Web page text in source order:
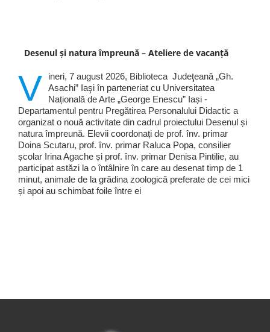
Desenul și natura împreună – Ateliere de vacanță
V
ineri, 7 august 2026, Biblioteca Judeţeană „Gh.
Asachi” Iaşi în parteneriat cu Universitatea
Națională de Arte „George Enescu” Iași -
Departamentul pentru Pregătirea Personalului Didactic a
organizat o nouă activitate din cadrul proiectului Desenul și
natura împreună. Elevii coordonați de prof. înv. primar
Doina Scutaru, prof. înv. primar Raluca Popa, consilier
școlar Irina Agache și prof. înv. primar Denisa Pintilie, au
participat astăzi la o întâlnire în care au desenat timp de 1
minut, animale de la grădina zoologică preferate de cei mici
și apoi au schimbat foile între ei